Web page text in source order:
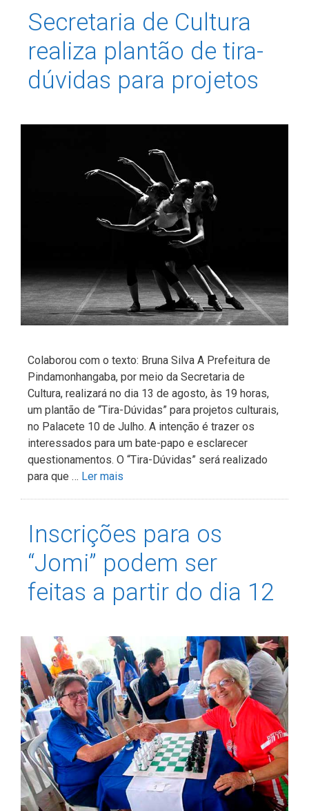
Secretaria de Cultura
realiza plantão de tira-
dúvidas para projetos
Colaborou com o texto: Bruna Silva A Prefeitura de
Pindamonhangaba, por meio da Secretaria de
Cultura, realizará no dia 13 de agosto, às 19 horas,
um plantão de “Tira-Dúvidas” para projetos culturais,
no Palacete 10 de Julho. A intenção é trazer os
interessados para um bate-papo e esclarecer
questionamentos. O “Tira-Dúvidas” será realizado
para que … Ler mais
Inscrições para os
“Jomi” podem ser
feitas a partir do dia 12